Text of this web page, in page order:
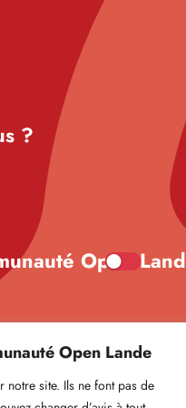
Open Lande
site. Ils ne font pas de
?
Open